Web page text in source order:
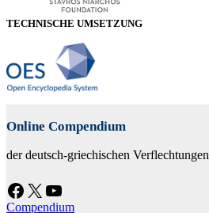
TECHNISCHE UMSETZUNG
Online Compendium
der deutsch-griechischen Verflechtungen
Facebook X YouTube
Compendium